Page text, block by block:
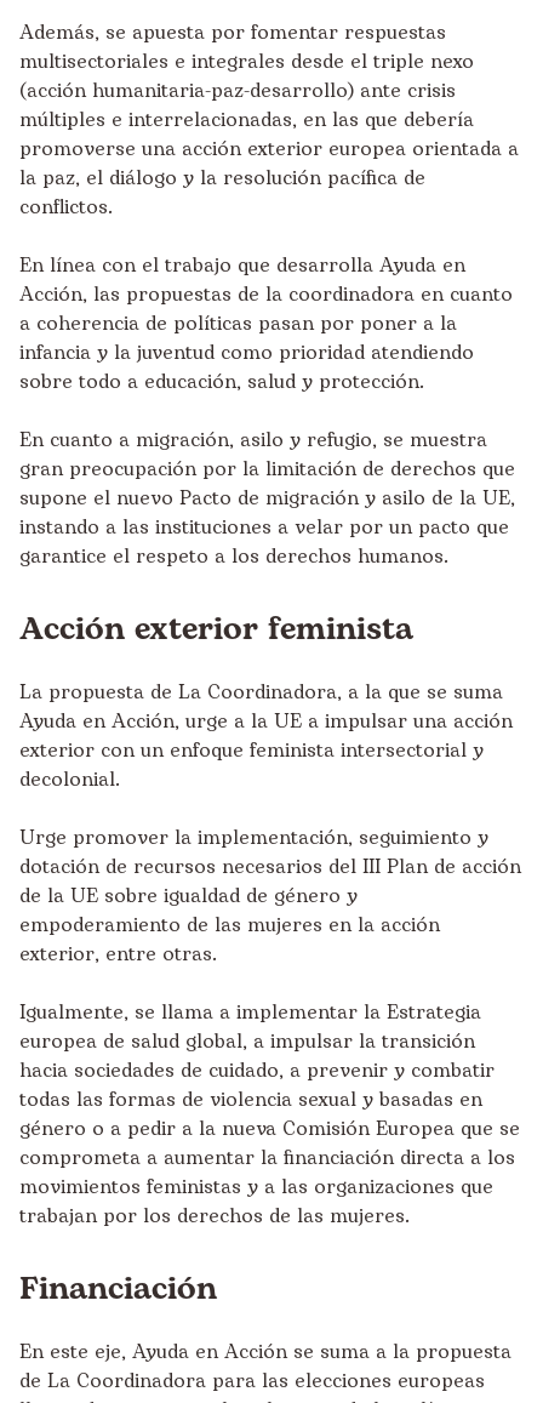
Además, se apuesta por fomentar respuestas
multisectoriales e integrales desde el triple nexo
(acción humanitaria-paz-desarrollo) ante crisis
múltiples e interrelacionadas, en las que debería
promoverse una acción exterior europea orientada a
la paz, el diálogo y la resolución pacífica de
conflictos.
En línea con el trabajo que desarrolla Ayuda en
Acción, las propuestas de la coordinadora en cuanto
a coherencia de políticas pasan por poner a la
infancia y la juventud como prioridad atendiendo
sobre todo a educación, salud y protección.
En cuanto a migración, asilo y refugio, se muestra
gran preocupación por la limitación de derechos que
supone el nuevo Pacto de migración y asilo de la UE,
instando a las instituciones a velar por un pacto que
garantice el respeto a los derechos humanos.
Acción exterior feminista
La propuesta de La Coordinadora, a la que se suma
Ayuda en Acción, urge a la UE a impulsar una acción
exterior con un enfoque feminista intersectorial y
decolonial.
Urge promover la implementación, seguimiento y
dotación de recursos necesarios del III Plan de acción
de la UE sobre igualdad de género y
empoderamiento de las mujeres en la acción
exterior, entre otras.
Igualmente, se llama a implementar la Estrategia
europea de salud global, a impulsar la transición
hacia sociedades de cuidado, a prevenir y combatir
todas las formas de violencia sexual y basadas en
género o a pedir a la nueva Comisión Europea que se
comprometa a aumentar la financiación directa a los
movimientos feministas y a las organizaciones que
trabajan por los derechos de las mujeres.
Financiación
En este eje, Ayuda en Acción se suma a la propuesta
de La Coordinadora para las elecciones europeas